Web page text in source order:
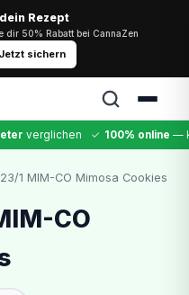
Rezept
dir 50% Rabatt bei CannaZen
Jetzt sichern
verglichen ✓ 100% online —
LSD CannaZen
1 MIM-CO Mimosa Cookies
CO